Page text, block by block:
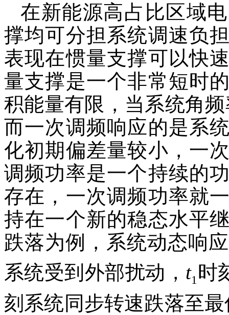
在新能源高占比区域
撑均可分担系统调速负
表现在惯量支撑可以快
量支撑是一个非常短时
积能量有限，当系统角
而一次调频响应的是系
化初期偏差量较小，一
调频功率是一个持续的
存在，一次调频功率就
持在一个新的稳态水平
跌落为例，系统动态响
系统受到外部扰动， t1时
刻系统同步转速跌落至